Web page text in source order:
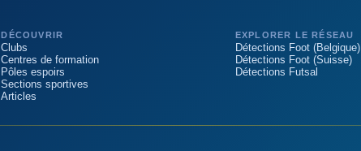
DÉCOUVRIR
Clubs
Centres de formation
Pôles espoirs
Sections sportives
Articles
EXPLORER LE RÉSEAU
Détections Foot (Belgique)
Détections Foot (Suisse)
Détections Futsal